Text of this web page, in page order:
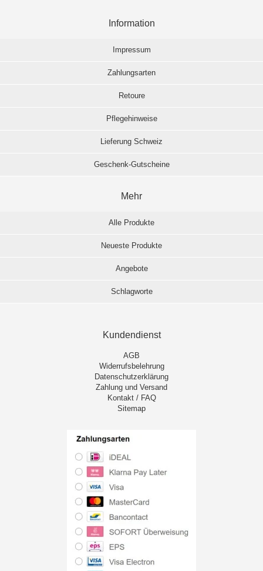
Information
Impressum
Zahlungsarten
Retoure
Pflegehinweise
Lieferung Schweiz
Geschenk-Gutscheine
Mehr
Alle Produkte
Neueste Produkte
Angebote
Schlagworte
Kundendienst
AGB
Widerrufsbelehrung
Datenschutzerklärung
Zahlung und Versand
Kontakt / FAQ
Sitemap